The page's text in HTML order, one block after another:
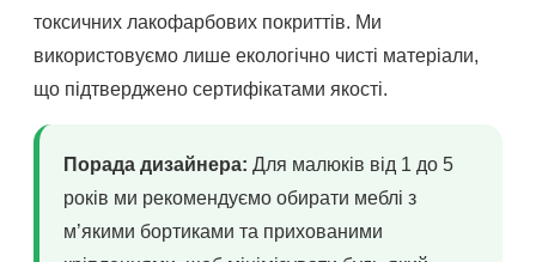
токсичних лакофарбових покриттів. Ми
використовуємо лише екологічно чисті матеріали,
що підтверджено сертифікатами якості.
Порада дизайнера: Для малюків від 1 до 5
років ми рекомендуємо обирати меблі з
м’якими бортиками та прихованими